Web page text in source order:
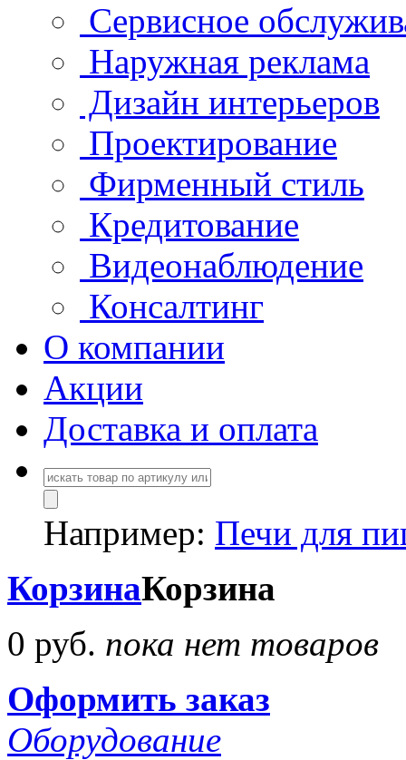
Сервисное
Наружная реклама
Дизайн интерьеров
Проектирование
Фирменный стиль
Кредитование
Видеонаблюдение
Консалтинг
О компании
Акции
Доставка и оплата
Например: Печи для
КорзинаКорзина
0 руб. пока нет товаров
Оформить заказ
Оборудование